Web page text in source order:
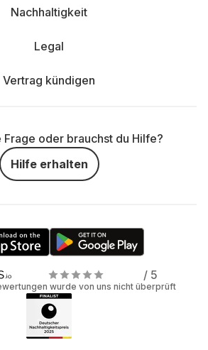
Nachhaltigkeit
Legal
Vertrag kündigen
Frage oder brauchst du Hilfe?
Hilfe erhalten
/ 5
wurde von uns nicht überprüft